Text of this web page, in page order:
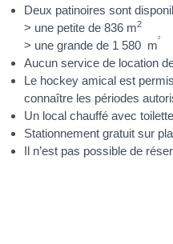
Deux patinoires sont
> une petite de 836 m2
> une grande de 1 580 m
2
Aucun service de location
Le hockey amical est
connaître les périodes
Un local chauffé avec
Stationnement gratuit sur
Il n’est pas possible de